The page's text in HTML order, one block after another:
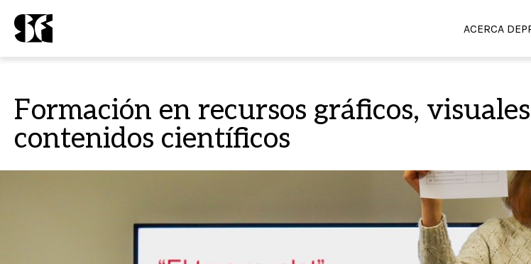
ACERCA DE
Formación en recursos gráficos,
contenidos científicos